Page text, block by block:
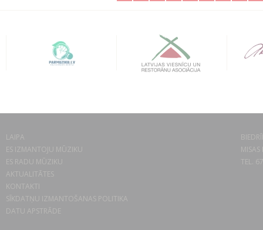
LAIPA
ES IZMANTOJU MŪZIKU
ES RADU MŪZIKU
AKTUALITĀTES
KONTAKTI
SĪKDATŅU IZMANTOŠANAS POLITIKA
DATU APSTRĀDE
TEL.